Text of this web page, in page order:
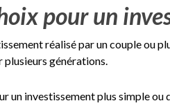
pour un
réalisé par un couple ou
générations.
un investissement plus simple